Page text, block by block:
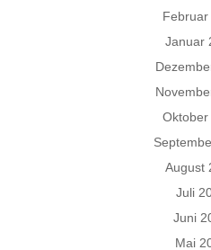
Februar
Januar
Oktober
August
Juli
Juni
Mai